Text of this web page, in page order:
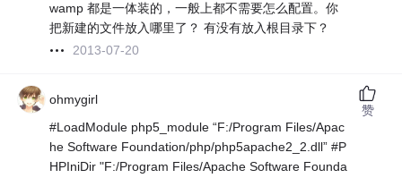
wamp 都是一体装的，一般上都不需要怎么配置。你
把新建的文件放入哪里了？ 有没有放入根目录下？
2013-07-20
ohmygirl
#LoadModule php5_module “F:/Program Files/Apac
he Software Foundation/php/php5apache2_2.dll” #P
HPIniDir "F:/Program Files/Apache Software Founda
赞